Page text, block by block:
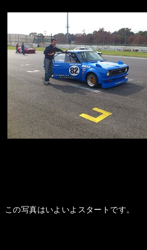
この写真はいよいよスタートです。